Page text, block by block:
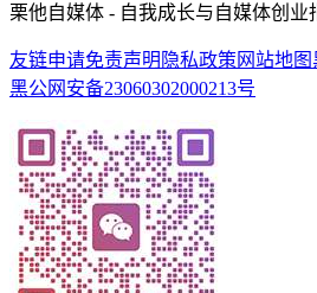
栗他自媒体 - 自我成长与自媒体创业
友链申请免责声明 隐私政策 网站地图
黑公网安备23060302000213号